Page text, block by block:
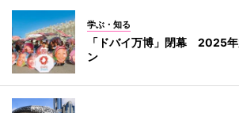
学ぶ・知る
「ドバイ万博」閉幕 2025
ン